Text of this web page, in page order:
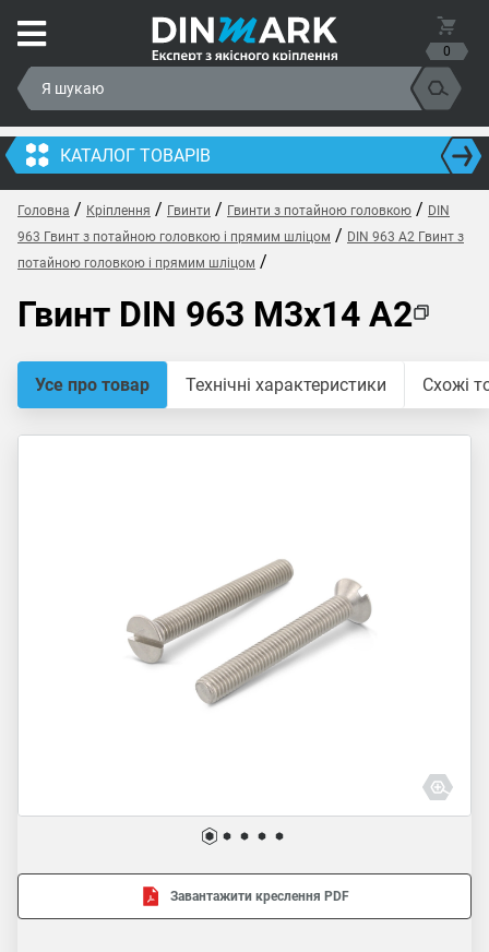
0
КАТАЛОГ ТОВАРІВ
Головна / Кріплення / Гвинти / Гвинти з потайною головкою / DIN
963 Гвинт з потайною головкою і прямим шліцом / DIN 963 A2 Гвинт з
потайною головкою і прямим шліцом /
Гвинт DIN 963 M3x14 A2
Усе про товар Технічні характеристики Схожі
Завантажити креслення PDF